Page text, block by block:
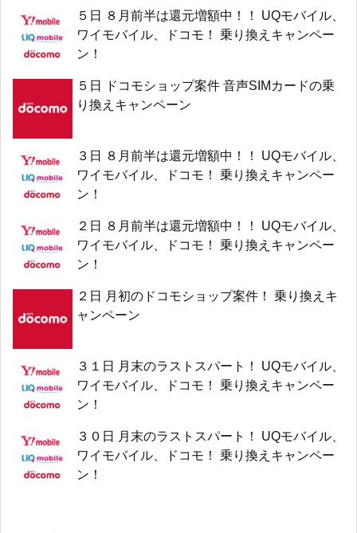
５日 ８月前半は還元増額中！！ UQモバイル、
ワイモバイル、ドコモ！ 乗り換えキャンペー
ン！
５日 ドコモショップ案件 音声SIMカードの乗
り換えキャンペーン
３日 ８月前半は還元増額中！！ UQモバイル、
ワイモバイル、ドコモ！ 乗り換えキャンペー
ン！
２日 ８月前半は還元増額中！！ UQモバイル、
ワイモバイル、ドコモ！ 乗り換えキャンペー
ン！
２日 月初のドコモショップ案件！ 乗り換えキ
ャンペーン
３１日 月末のラストスパート！ UQモバイル、
ワイモバイル、ドコモ！ 乗り換えキャンペー
ン！
３０日 月末のラストスパート！ UQモバイル、
ワイモバイル、ドコモ！ 乗り換えキャンペー
ン！